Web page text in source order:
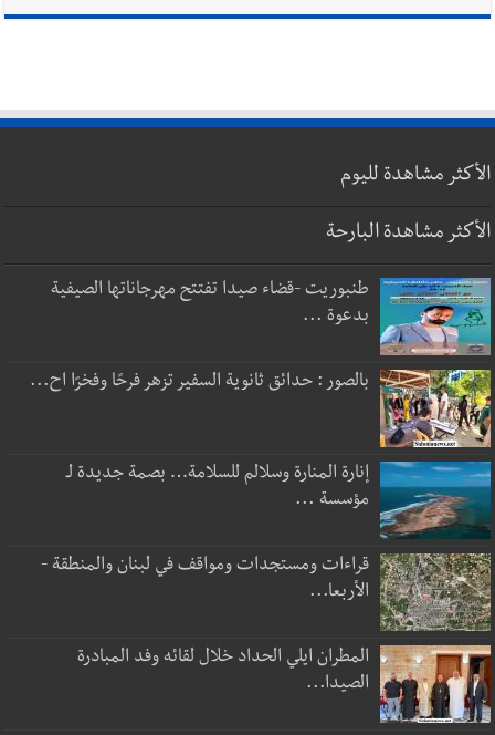
الأكثر مشاهدة لليوم
الأكثر مشاهدة البارحة
طنبوريت -قضاء صيدا تفتتح مهرجاناتها الصيفية
بدعوة ...
بالصور : حدائق ثانوية السفير تزهر فرحًا وفخرًا اح...
إنارة المنارة وسلالم للسلامة… بصمة جديدة لـ
مؤسسة ...
قراءات ومستجدات ومواقف في لبنان والمنطقة -
الأربعا...
المطران ايلي الحداد خلال لقائه وفد المبادرة
الصيدا...